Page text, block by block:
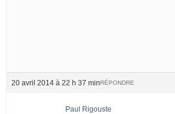
20 avril 2014 à 22 h 37 minRÉPONDRE
Paul Rigouste